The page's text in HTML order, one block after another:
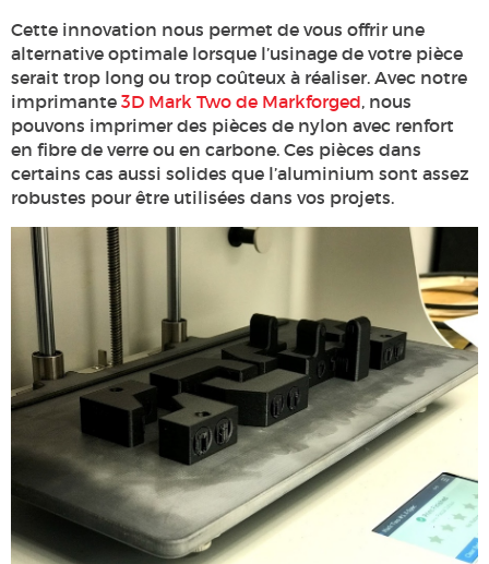
Cette innovation nous permet de vous offrir une
alternative optimale lorsque l’usinage de votre pièce
serait trop long ou trop coûteux à réaliser. Avec notre
imprimante 3D Mark Two de Markforged, nous
pouvons imprimer des pièces de nylon avec renfort
en fibre de verre ou en carbone. Ces pièces dans
certains cas aussi solides que l’aluminium sont assez
robustes pour être utilisées dans vos projets.